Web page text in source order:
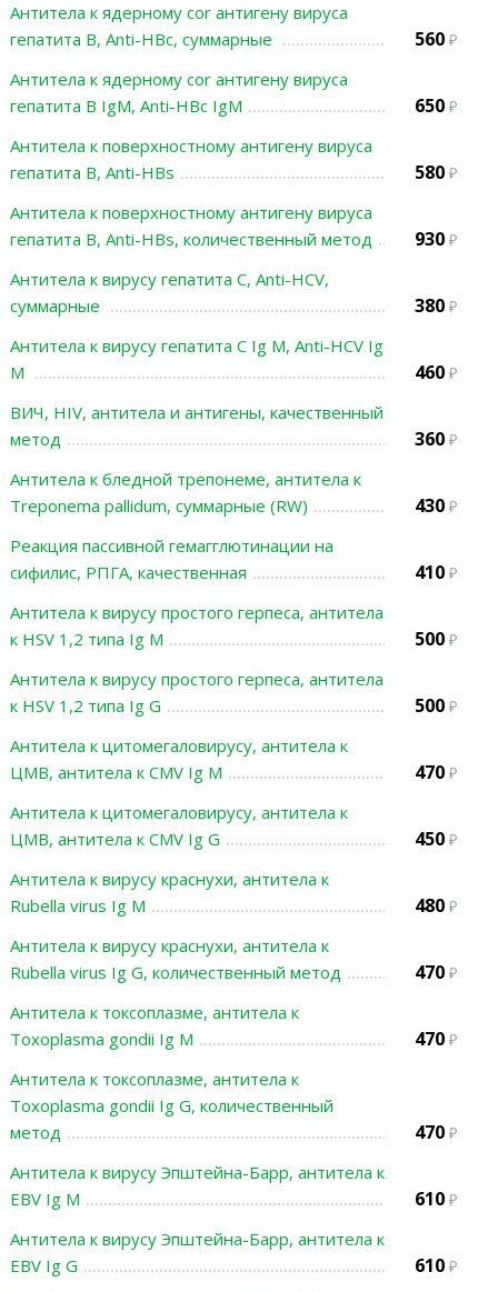
Антитела к ядерному cor антигену вируса
гепатита В, Anti-HBc, суммарные
560
Антитела к ядерному cor антигену вируса
гепатита В IgM, Anti-HBc IgM
650
Антитела к поверхностному антигену вируса
гепатита В, Anti-HBs
580
Антитела к поверхностному антигену вируса
гепатита В, Anti-HBs, количественный метод
930
Антитела к вирусу гепатита С, Anti-HCV,
суммарные
380
Антитела к вирусу гепатита С Ig M, Anti-HCV Ig
M
460
ВИЧ, HIV, антитела и антигены, качественный
метод
360
Антитела к бледной трепонеме, антитела к
Treponema pallidum, суммарные (RW)
430
Реакция пассивной гемагглютинации на
сифилис, РПГА, качественная
410
Антитела к вирусу простого герпеса, антитела
к HSV 1,2 типа Ig М
500
Антитела к вирусу простого герпеса, антитела
к HSV 1,2 типа Ig G
500
Антитела к цитомегаловирусу, антитела к
ЦМВ, антитела к СMV Ig М
470
Антитела к цитомегаловирусу, антитела к
ЦМВ, антитела к СMV Ig G
450
Антитела к вирусу краснухи, антитела к
Rubella virus Ig M
480
Антитела к вирусу краснухи, антитела к
Rubella virus Ig G, количественный метод
470
Антитела к токсоплазме, антитела к
Toxoplasma gondii Ig M
470
Антитела к токсоплазме, антитела к
Toxoplasma gondii Ig G, количественный
метод
470
Антитела к вирусу Эпштейна-Барр, антитела к
EBV Ig M
610
Антитела к вирусу Эпштейна-Барр, антитела к
EBV Ig G
610